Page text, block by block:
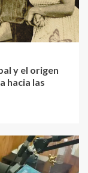
y el origen
hacia las